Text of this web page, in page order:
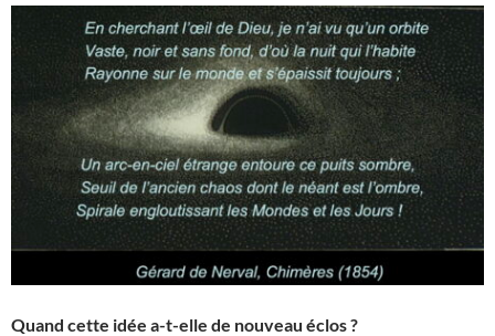
Quand cette idée a-t-elle de nouveau éclos ?